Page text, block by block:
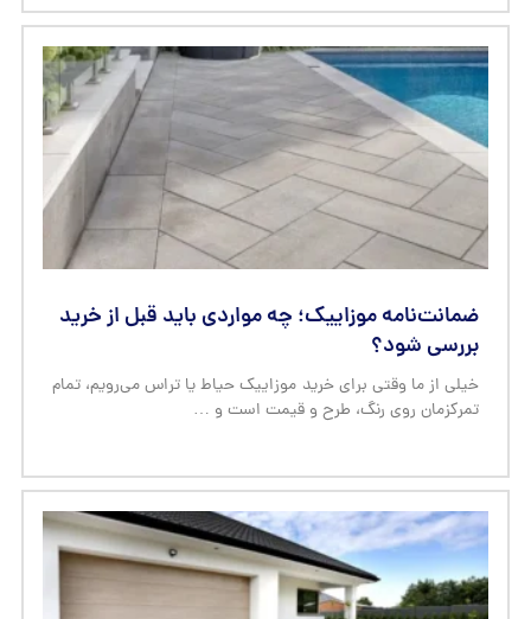
ضمانت‌نامه موزاییک؛ چه مواردی باید قبل از خرید
بررسی شود؟
خیلی از ما وقتی برای خرید موزاییک حیاط یا تراس می‌رویم، تمام
تمرکزمان روی رنگ، طرح و قیمت است و …
راهنمای خرید عمده موزاییک برای پیمانکاران و
انبوه‌سازان